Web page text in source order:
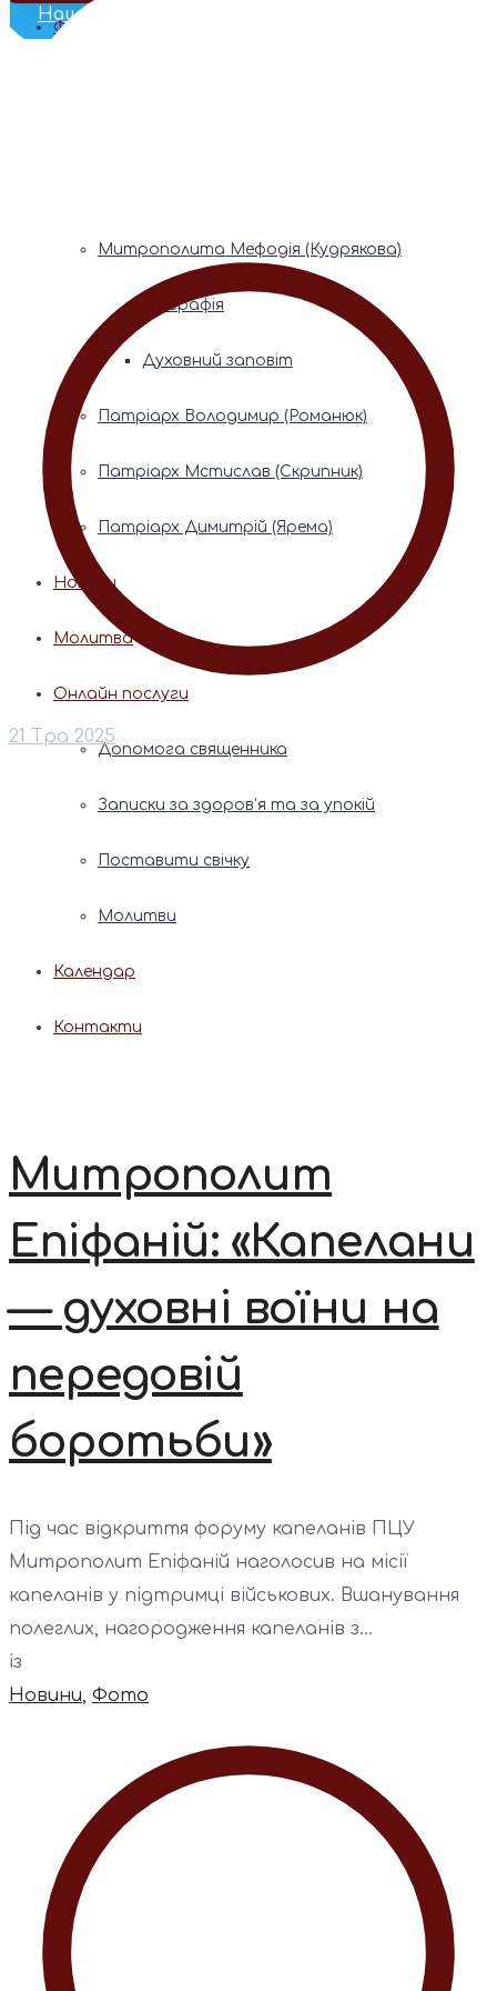
Наш Телеграм
Фонди пам’яті
Митрополита Мефодія (Кудрякова)
Біографія
Духовний заповіт
Патріарх Володимир (Романюк)
Патріарх Мстислав (Скрипник)
Патріарх Димитрій (Ярема)
Новини
Молитва
Онлайн послуги
Допомога священника
Записки за здоров’я та за упокій
Поставити свічку
Молитви
Календар
Контакти
21 Тра 2025
Митрополит
Епіфаній: «Капелани
— духовні воїни на
передовій
боротьби»
Під час відкриття форуму капеланів ПЦУ
Митрополит Епіфаній наголосив на місії
капеланів у підтримці військових. Вшанування
полеглих, нагородження капеланів з...
із
Новини, Фото